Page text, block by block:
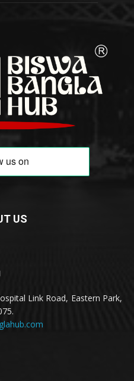
US
Link Road, Eastern Park,